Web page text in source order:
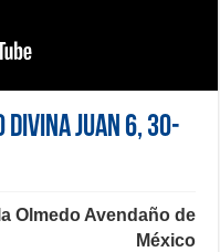
Juan 6, 30-
Olmedo Avendaño de
México